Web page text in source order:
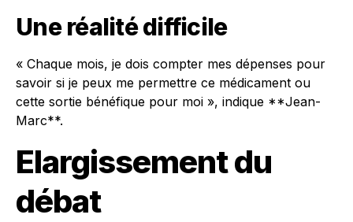
Une réalité difficile
« Chaque mois, je dois compter mes dépenses pour
savoir si je peux me permettre ce médicament ou
cette sortie bénéfique pour moi », indique **Jean-
Marc**.
Elargissement du
débat